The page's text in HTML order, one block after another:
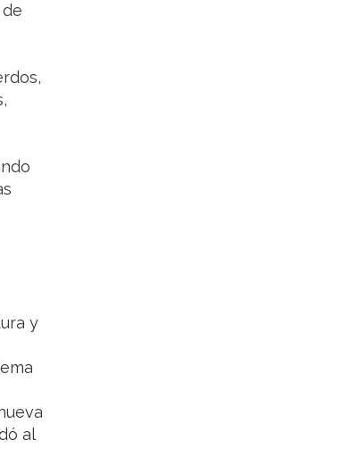
y
al